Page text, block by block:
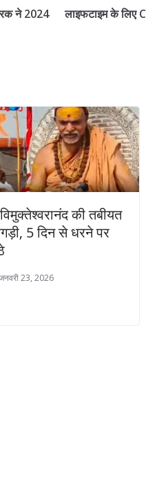
ने 2024
लाइफटाइम के लिए
की तबीयत
5 दिन से धरने पर
23, 2026